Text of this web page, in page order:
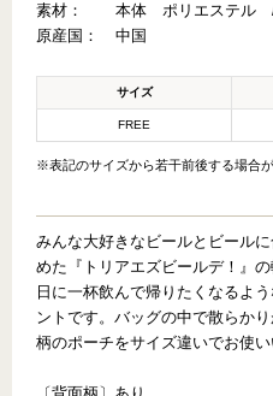
素材：
本体 ポリエステル
原産国：
中国
サイズ
FREE
※表記のサイズから若干前後する場合が
みんな大好きなビールとビール
めた『トリアエズビールデ！』
日に一杯飲んで帰りたくなるよ
ントです。バッグの中で散らか
柄のポーチをサイズ違いでお使